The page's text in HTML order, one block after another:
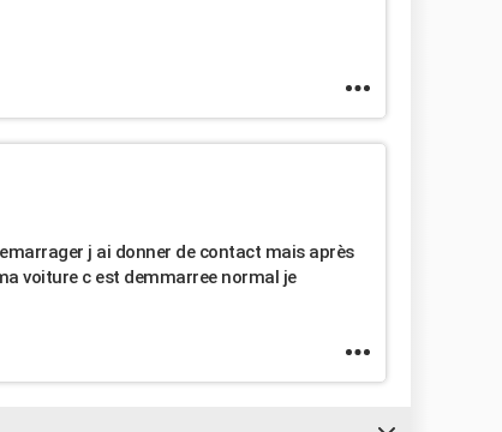
j ai donner de contact mais après
voiture c est demmarree normal je